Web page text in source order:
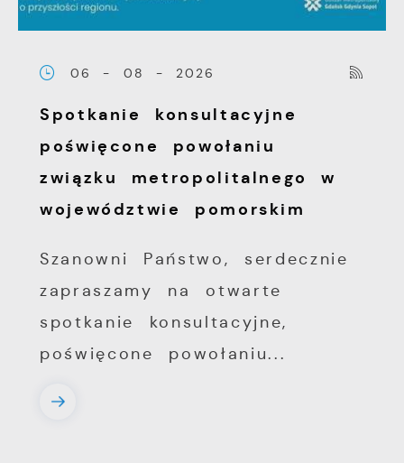
06 - 08 - 2026
Spotkanie konsultacyjne
poświęcone powołaniu
związku metropolitalnego w
województwie pomorskim
Szanowni Państwo, serdecznie
zapraszamy na otwarte
spotkanie konsultacyjne,
poświęcone powołaniu...